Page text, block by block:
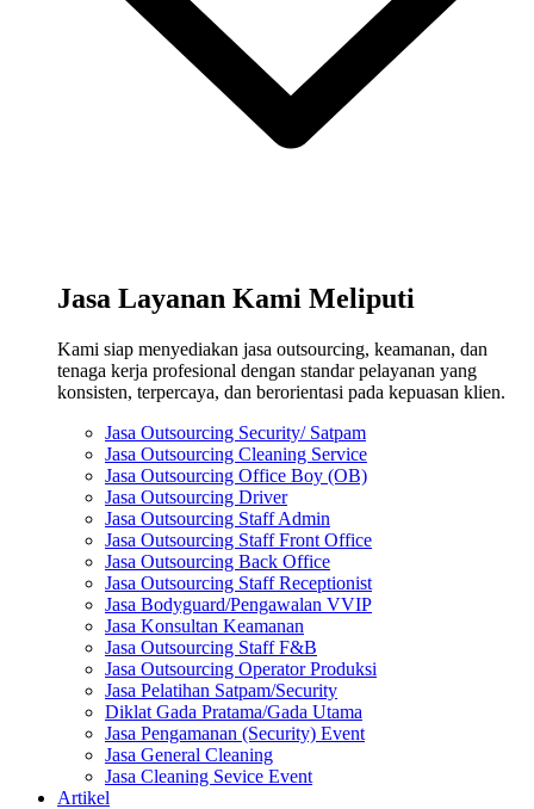
Jasa Layanan Kami Meliputi
Kami siap menyediakan jasa outsourcing, keamanan, dan
tenaga kerja profesional dengan standar pelayanan yang
konsisten, terpercaya, dan berorientasi pada kepuasan klien.
Jasa Outsourcing Security/ Satpam
Jasa Outsourcing Cleaning Service
Jasa Outsourcing Office Boy (OB)
Jasa Outsourcing Driver
Jasa Outsourcing Staff Admin
Jasa Outsourcing Staff Front Office
Jasa Outsourcing Back Office
Jasa Outsourcing Staff Receptionist
Jasa Bodyguard/Pengawalan VVIP
Jasa Konsultan Keamanan
Jasa Outsourcing Staff F&B
Jasa Outsourcing Operator Produksi
Jasa Pelatihan Satpam/Security
Diklat Gada Pratama/Gada Utama
Jasa Pengamanan (Security) Event
Jasa General Cleaning
Jasa Cleaning Sevice Event
Artikel